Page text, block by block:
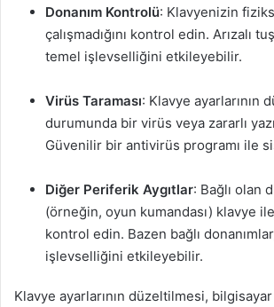
Donanım Kontrolü: Klavyenizin
çalışmadığını kontrol edin. Arızalı
temel işlevselliğini etkileyebilir.
Virüs Taraması: Klavye ayarlarının
durumunda bir virüs veya zararlı
Güvenilir bir antivirüs programı ile
Diğer Periferik Aygıtlar: Bağlı olan
(örneğin, oyun kumandası) klavye
kontrol edin. Bazen bağlı
işlevselliğini etkileyebilir.
Klavye ayarlarının düzeltilmesi,